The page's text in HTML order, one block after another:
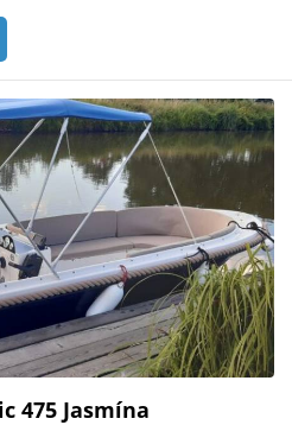
475 Jasmína